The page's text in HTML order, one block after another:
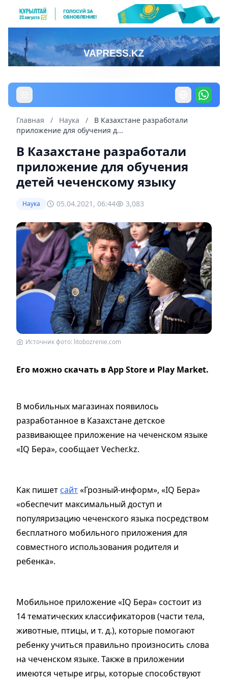
Главная / Наука /
В Казахстане разработали
приложение для обучения д...
В Казахстане разработали
приложение для обучения
детей чеченскому языку
Наука 05.04.2021, 06:44 3,083
Источник фото: litobozrenie.com
Его можно скачать в App Store и Play Market.
В мобильных магазинах появилось
разработанное в Казахстане детское
развивающее приложение на чеченском языке
«IQ Бера», сообщает Vecher.kz.
Как пишет сайт«Грозный-информ», «IQ Бера»
«обеспечит максимальный доступ и
популяризацию чеченского языка посредством
бесплатного мобильного приложения для
совместного использования родителя и
ребенка».
Мобильное приложение «IQ Бера» состоит из
14 тематических классификаторов (части тела,
животные, птицы, и т. д.), которые помогают
ребенку учиться правильно произносить слова
на чеченском языке. Также в приложении
имеются четыре игры, которые способствуют